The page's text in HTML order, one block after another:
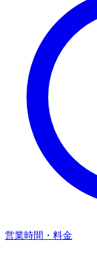
営業時間・料金